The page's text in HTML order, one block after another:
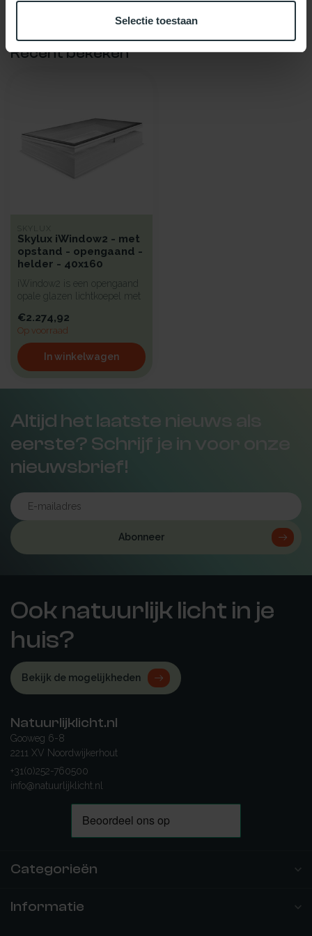
Selectie toestaan
Recent bekeken
SKYLUX
Skylux iWindow2 - met
opstand - opengaand -
helder - 40x160
iWindow2 is een opengaand
opale glazen lichtkoepel met
€2.274,92
Op voorraad
In winkelwagen
Altijd het laatste nieuws als
eerste? Schrijf je in voor onze
nieuwsbrief!
Abonneer
Ook natuurlijk licht in je
huis?
Bekijk de mogelijkheden
Natuurlijklicht.nl
Gooweg 6-8
2211 XV Noordwijkerhout
+31(0)252-760500
info@natuurlijklicht.nl
Categorieën
Informatie